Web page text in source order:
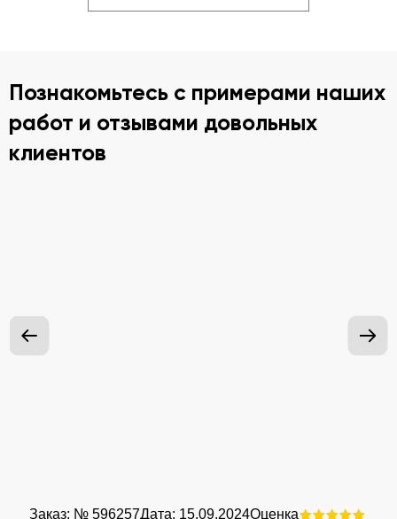
Познакомьтесь с примерами наших
работ и отзывами довольных
клиентов
Заказ: № 596257Дата: 15.09.2024Оценка